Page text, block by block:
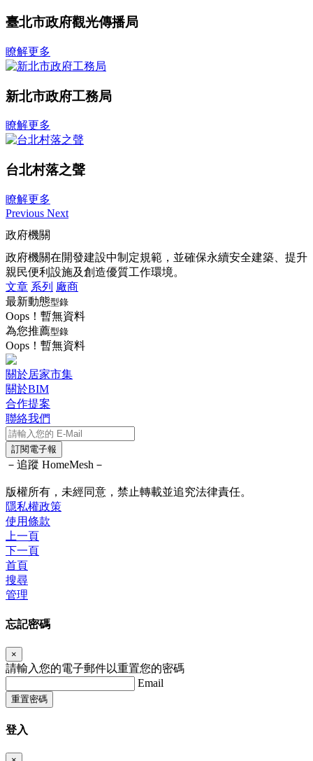
臺北市政府觀光傳播局
瞭解更多
新北市政府工務局
瞭解更多
台北村落之聲
瞭解更多
Previous Next
政府機關
政府機關在開發建設中制定規範，並確保永續安全建築、提升
親民便利設施及創造優質工作環境。
文章 系列 廠商
最新動態型錄
Oops！暫無資料
為您推薦型錄
Oops！暫無資料
關於居家市集
關於BIM
合作提案
聯絡我們
訂閱電子報
－追蹤 HomeMesh－
版權所有，未經同意，禁止轉載並追究法律責任。
隱私權政策
使用條款
上一頁
下一頁
首頁
搜尋
管理
忘記密碼
×
請輸入您的電子郵件以重置您的密碼
Email
重置密碼
登入